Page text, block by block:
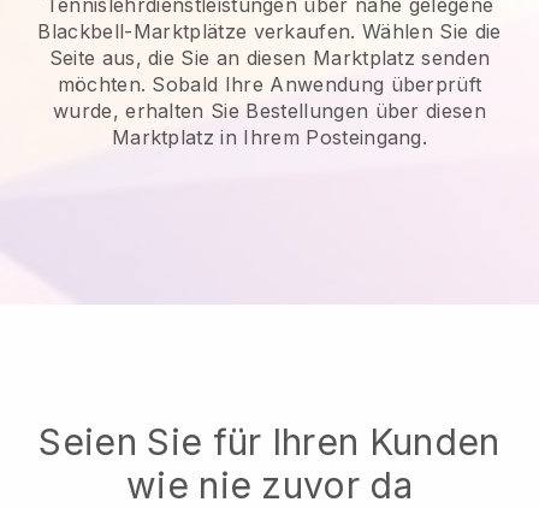
Blackbell-Marktplätze verkaufen. Wählen Sie die
Seite aus, die Sie an diesen Marktplatz senden
möchten. Sobald Ihre Anwendung überprüft
wurde, erhalten Sie Bestellungen über diesen
Marktplatz in Ihrem Posteingang.
Seien Sie für Ihren Kunden
wie nie zuvor da